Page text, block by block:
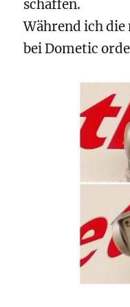
schaffen.
Während ich die
bei Dometic